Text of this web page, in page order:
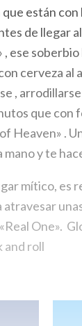
que están
de llegar
, ese
cerveza al
,
que con
Heaven» .
mano y te
mítico, es
atravesar
One».
and roll